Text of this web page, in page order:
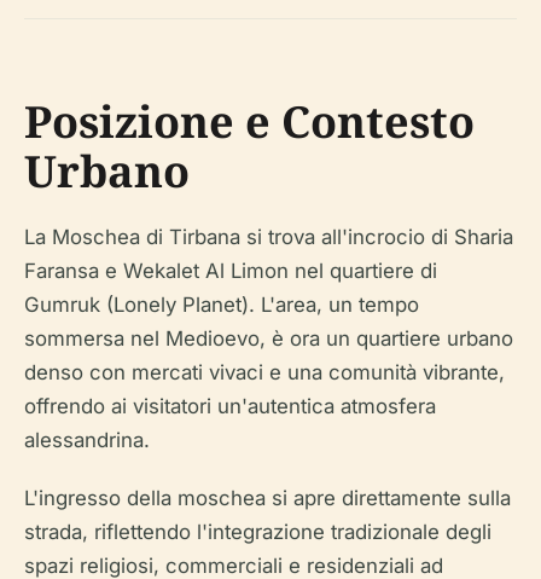
Posizione e Contesto
Urbano
La Moschea di Tirbana si trova all'incrocio di Sharia
Faransa e Wekalet Al Limon nel quartiere di
Gumruk (Lonely Planet). L'area, un tempo
sommersa nel Medioevo, è ora un quartiere urbano
denso con mercati vivaci e una comunità vibrante,
offrendo ai visitatori un'autentica atmosfera
alessandrina.
L'ingresso della moschea si apre direttamente sulla
strada, riflettendo l'integrazione tradizionale degli
spazi religiosi, commerciali e residenziali ad